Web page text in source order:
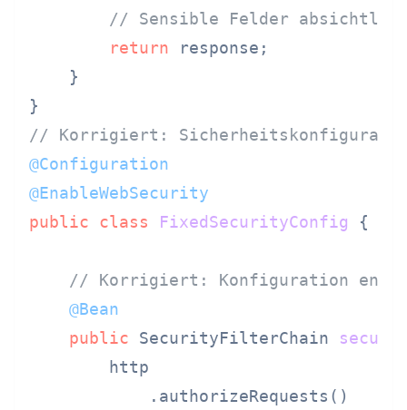
// Sensible Felder absichtlich
return response;
    }
// Korrigiert:
@Configuration
@EnableWebSecurity
public
class FixedSecurityConfig {
// Korrigiert: Konfiguration
@Bean
public SecurityFilterChain
        http
            .authorizeRequests()